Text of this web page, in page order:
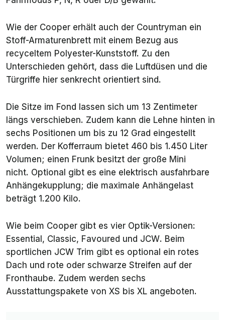
Wie der Cooper erhält auch der Countryman ein
Stoff-Armaturenbrett mit einem Bezug aus
recyceltem Polyester-Kunststoff. Zu den
Unterschieden gehört, dass die Luftdüsen und die
Türgriffe hier senkrecht orientiert sind.
Die Sitze im Fond lassen sich um 13 Zentimeter
längs verschieben. Zudem kann die Lehne hinten in
sechs Positionen um bis zu 12 Grad eingestellt
werden. Der Kofferraum bietet 460 bis 1.450 Liter
Volumen; einen Frunk besitzt der große Mini
nicht. Optional gibt es eine elektrisch ausfahrbare
Anhängekupplung; die maximale Anhängelast
beträgt 1.200 Kilo.
Wie beim Cooper gibt es vier Optik-Versionen:
Essential, Classic, Favoured und JCW. Beim
sportlichen JCW Trim gibt es optional ein rotes
Dach und rote oder schwarze Streifen auf der
Fronthaube. Zudem werden sechs
Ausstattungspakete von XS bis XL angeboten.